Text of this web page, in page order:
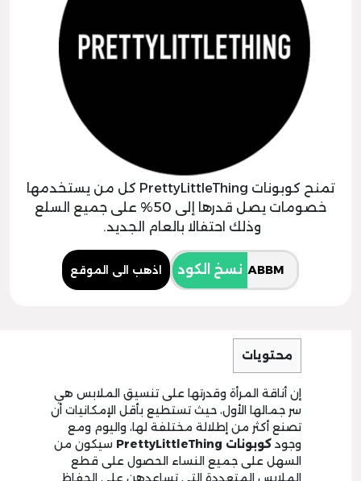
تمنح كوبونات PrettyLittleThing كل من يستخدمها
خصومات يصل قدرها إلى 50% على جميع السلع
وذلك احتفالا بالعام الجديد.
نسخ الكود اذهب الى الموقع
محتويات
إن أناقة المرأة وقدرتها على تنسيق الملابس هي
سر جمالها الأول، حيث تستطيع بأقل الإمكانيات أن
تصنع أكثر من إطلالة مختلفة لها، واليوم ومع
وجود كوبونات PrettyLittleThing
سيكون من
السهل على جميع النساء الحصول على قطع
الملابس المتعددة التي تساعدهن على الحفاظ